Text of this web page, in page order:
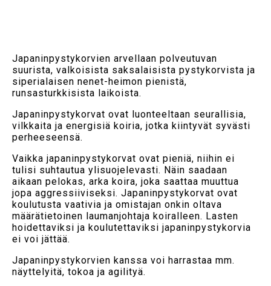
Japaninpystykorvien arvellaan polveutuvan
suurista, valkoisista saksalaisista pystykorvista ja
siperialaisen nenet-heimon pienistä,
runsasturkkisista laikoista.
Japaninpystykorvat ovat luonteeltaan seurallisia,
vilkkaita ja energisiä koiria, jotka kiintyvät syvästi
perheeseensä.
Vaikka japaninpystykorvat ovat pieniä, niihin ei
tulisi suhtautua ylisuojelevasti. Näin saadaan
aikaan pelokas, arka koira, joka saattaa muuttua
jopa aggressiiviseksi. Japaninpystykorvat ovat
koulutusta vaativia ja omistajan onkin oltava
määrätietoinen laumanjohtaja koiralleen. Lasten
hoidettaviksi ja koulutettaviksi japaninpystykorvia
ei voi jättää.
Japaninpystykorvien kanssa voi harrastaa mm.
näyttelyitä, tokoa ja agilityä.